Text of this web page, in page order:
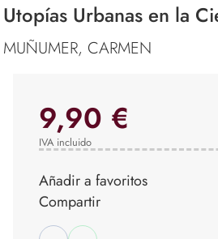
Utopías Urbanas en la
MUÑUMER, CARMEN
9,90 €
IVA incluido
Añadir a favoritos
Compartir